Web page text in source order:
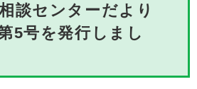
談センターだより
5号を発行しまし